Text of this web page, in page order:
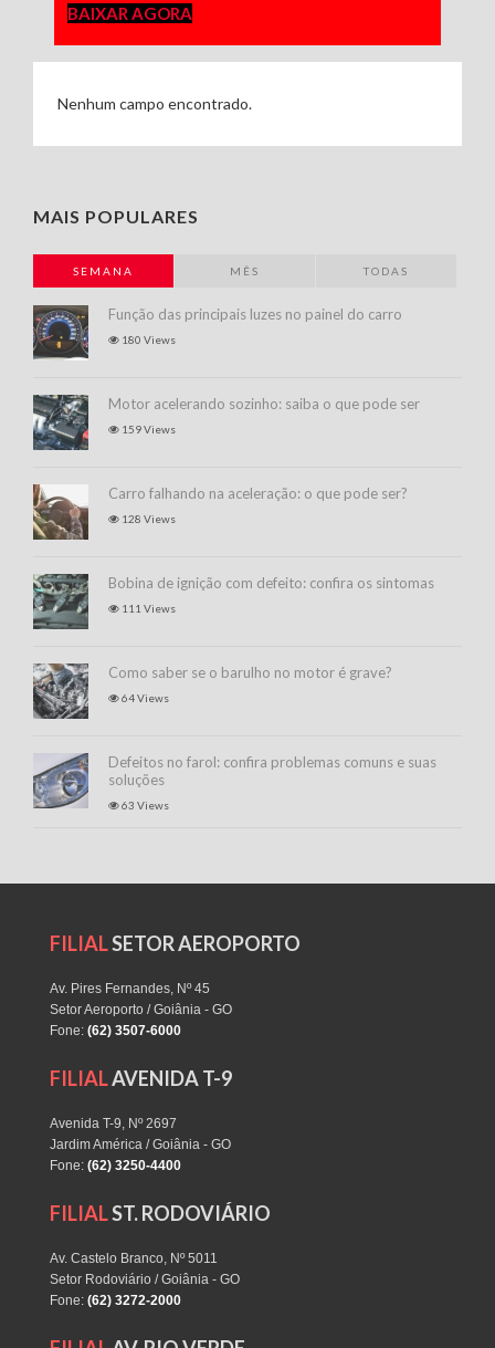
BAIXAR AGORA
Nenhum campo encontrado.
MAIS POPULARES
SEMANA MÊS TODAS
Função das principais luzes no painel do carro
180 Views
Motor acelerando sozinho: saiba o que pode ser
159 Views
Carro falhando na aceleração: o que pode ser?
128 Views
Bobina de ignição com defeito: confira os sintomas
111 Views
Como saber se o barulho no motor é grave?
64 Views
Defeitos no farol: confira problemas comuns e suas
soluções
63 Views
FILIALSETOR AEROPORTO
Av. Pires Fernandes, Nº 45
Setor Aeroporto / Goiânia - GO
Fone: (62) 3507-6000
FILIALAVENIDA T-9
Avenida T-9, Nº 2697
Jardim América / Goiânia - GO
Fone: (62) 3250-4400
FILIALST. RODOVIÁRIO
Av. Castelo Branco, Nº 5011
Setor Rodoviário / Goiânia - GO
Fone: (62) 3272-2000